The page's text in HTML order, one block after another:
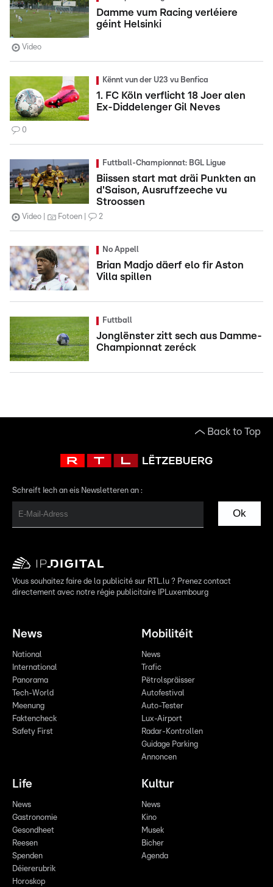
Damme vum Racing verléiere
géint Helsinki
Video
Kënnt vun der U23 vu Benfica
1. FC Köln verflicht 18 Joer alen
Ex-Diddelenger Gil Neves
0
Futtball-Championnat: BGL Ligue
Biissen start mat dräi Punkten an
d'Saison, Ausruffzeeche vu
Stroossen
Video Fotoen 2
No Appell
Brian Madjo däerf elo fir Aston
Villa spillen
Futtball
Jonglënster zitt sech aus Damme-
Championnat zeréck
Back to Top
Schreift Iech an eis Newsletteren an :
Ok
Vous souhaitez faire de la publicité sur RTL.lu ? Prenez contact
directement avec notre régie publicitaire IPLuxembourg
News
National
International
Panorama
Tech-World
Meenung
Faktencheck
Safety First
Mobilitéit
News
Trafic
Pëtrolspräisser
Autofestival
Auto-Tester
Lux-Airport
Radar-Kontrollen
Guidage Parking
Annoncen
Life
News
Gastronomie
Gesondheet
Reesen
Spenden
Déiererubrik
Horoskop
Kultur
News
Kino
Musek
Bicher
Agenda